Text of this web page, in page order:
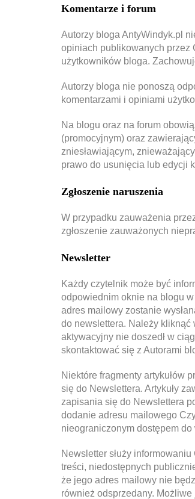
Komentarze i forum
Autorzy bloga AntyWindyk.pl
opiniach publikowanych przez
użytkowników bloga.
Autorzy bloga nie ponoszą
komentarzami i opiniami
Na blogu oraz na forum
(promocyjnym) oraz
zniesławiającym,
prawo do usunięcia lub edycji
Zgłoszenie naruszenia
W przypadku zauważenia
zgłoszenie zauważonych
Newsletter
Każdy czytelnik może być
odpowiednim oknie na blogu
adres mailowy zostanie
do newslettera. Należy kliknąć
aktywacyjny nie doszedł w
skontaktować się z Autorami
Niektóre fragmenty artykułów
się do Newslettera. Artykuły
zapisania się do Newslettera
dodanie adresu mailowego
nieograniczonym dostępem
Newsletter służy
treści, niedostępnych
że jego adres mailowy nie
również odsprzedany.